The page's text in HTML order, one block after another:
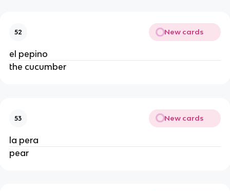
52 New cards
el pepino
the cucumber
53 New cards
la pera
pear